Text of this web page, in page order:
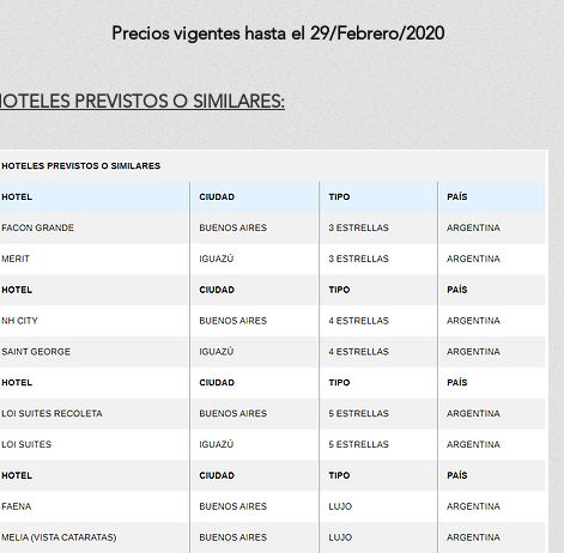
Precios vigentes hasta el 29/Febrero/2020
PREVISTOS O SIMILARES: